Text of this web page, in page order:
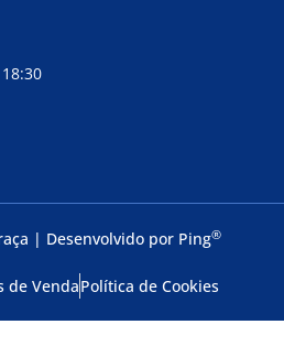
| Desenvolvido por Ping®
de VendaPolítica de Cookies